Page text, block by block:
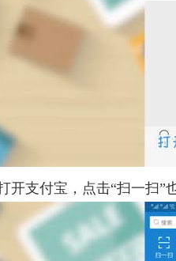
支付宝，点击“扫一扫”